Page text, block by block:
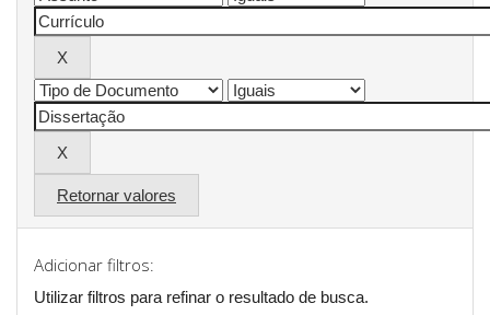
Retornar valores
Adicionar filtros:
Utilizar filtros para refinar o resultado de busca.